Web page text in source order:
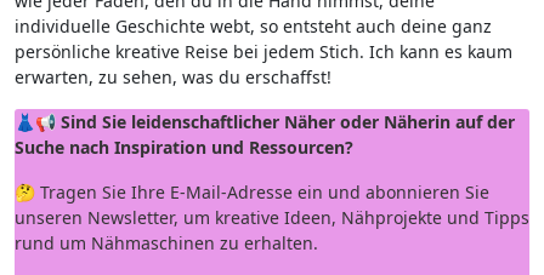
individuelle Geschichte webt, so entsteht auch deine ganz
persönliche kreative Reise bei jedem Stich. Ich ​kann ⁣es kaum
erwarten, zu ‍sehen, was ‌du erschaffst!
👗📢 Sind Sie leidenschaftlicher Näher oder Näherin auf der
Suche nach Inspiration und Ressourcen?
🤔 Tragen Sie Ihre E-Mail-Adresse ein und abonnieren Sie
unseren Newsletter, um kreative Ideen, Nähprojekte und Tipps
rund um Nähmaschinen zu erhalten.